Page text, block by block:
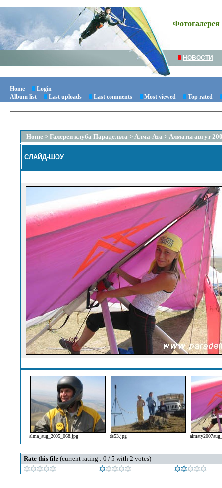
Фотогалерея
НОВОСТИ
Home
Login
Album list
Last uploads Last comments Most viewed Top rated
Home > Галереи клуба Парадельта > Алма-Ата > Алматы авгут
СЛАЙД-ШОУ
alma_aug_2005_068.jpg ds53.jpg
Rate this file (current rating : 0 / 5 with 2 votes)